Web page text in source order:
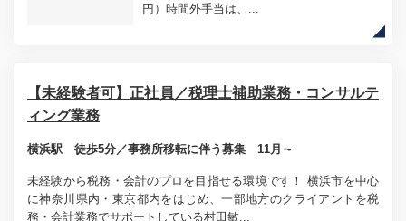
円）時間外手当は、...
【未経験者可】正社員／税理士補助業務・コンサルテ
ィング業務
横浜駅 徒歩5分／事務所移転に伴う募集 11月～
未経験から税務・会計のプロを目指せる環境です！ 横浜市を中心
に神奈川県内・東京都内をはじめ、一部地方のクライアントを税
務・会計業務でサポートしている村田敏...